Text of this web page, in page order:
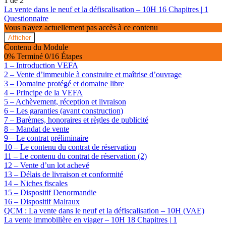
La vente dans le neuf et la défiscalisation – 10H 16 Chapitres | 1
Questionnaire
Vous n'avez actuellement pas accès à ce contenu
Afficher
La
vente
dans
le
neuf
et
la
défiscalisation
–
10H
Contenu du Module
0% Terminé 0/16 Étapes
1 – Introduction VEFA
2 – Vente d’immeuble à construire et maîtrise d’ouvrage
3 – Domaine protégé et domaine libre
4 – Principe de la VEFA
5 – Achèvement, réception et livraison
6 – Les garanties (avant construction)
7 – Barèmes, honoraires et règles de publicité
8 – Mandat de vente
9 – Le contrat préliminaire
10 – Le contenu du contrat de réservation
11 – Le contenu du contrat de réservation (2)
12 – Vente d’un lot achevé
13 – Délais de livraison et conformité
14 – Niches fiscales
15 – Dispositif Denormandie
16 – Dispositif Malraux
QCM : La vente dans le neuf et la défiscalisation – 10H (VAE)
La vente immobilière en viager – 10H 18 Chapitres | 1